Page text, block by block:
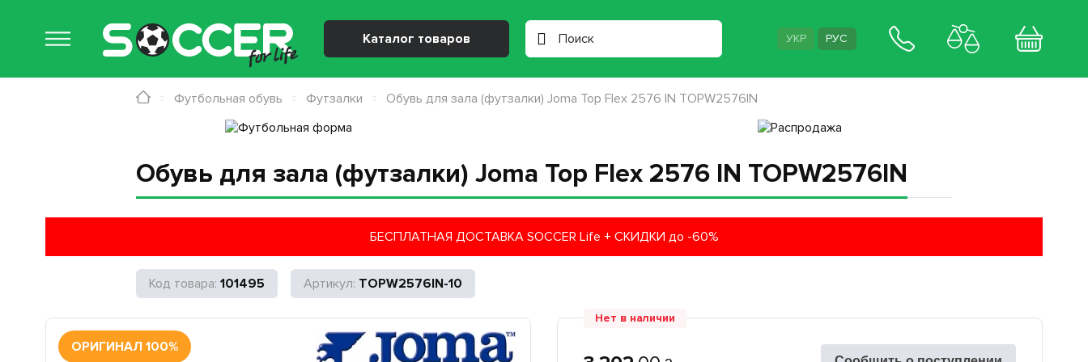
Обувь для зала (футзалки) Joma Top Flex 2576 IN TOPW2576IN
БЕСПЛАТНАЯ ДОСТАВКА SOCCER Life + СКИДКИ до -60%
101495 TOPW2576IN-10
ОРИГИНАЛ 100%
Нет в наличии
Каталог товаров УКР РУС
Футбольная обувь Футзалки Обувь для зала (футзалки) Joma Top Flex 2576 IN TOPW2576IN